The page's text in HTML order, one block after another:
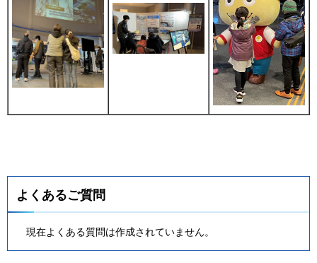
よくあるご質問
現在よくある質問は作成されていません。